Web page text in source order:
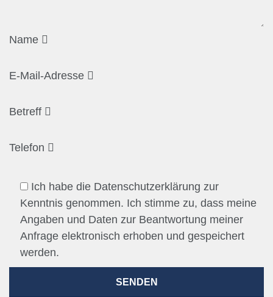
Name
E-Mail-Adresse
Betreff
Telefon
Ich habe die Datenschutzerklärung zur
Kenntnis genommen. Ich stimme zu, dass meine
Angaben und Daten zur Beantwortung meiner
Anfrage elektronisch erhoben und gespeichert
werden.